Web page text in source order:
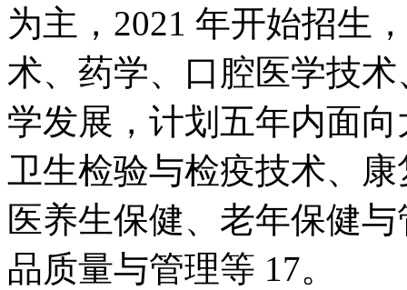
为主，2021 年开始招生
术、药学、口腔医学技
学发展，计划五年内面
卫生检验与检疫技术、
医养生保健、老年保健
品质量与管理等 17。